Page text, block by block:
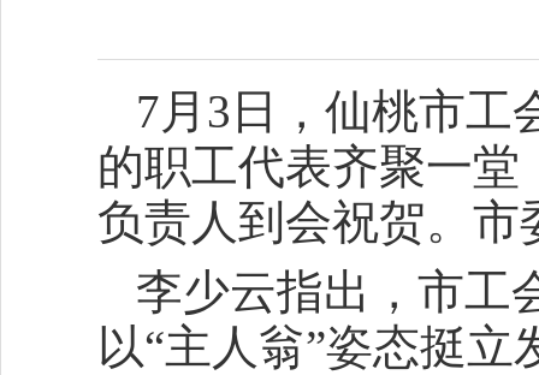
7月3日，仙桃市工
的职工代表齐聚一
负责人到会祝贺。
李少云指出，市工
以“主人翁”姿态挺